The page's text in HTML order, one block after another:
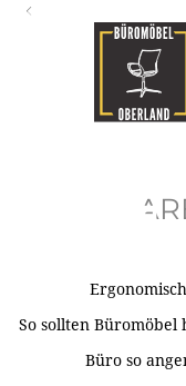
So sollten
Büro so